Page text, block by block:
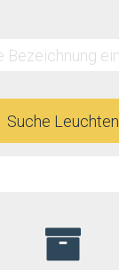
Suche Leuchten